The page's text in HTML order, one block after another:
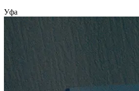
Уфа